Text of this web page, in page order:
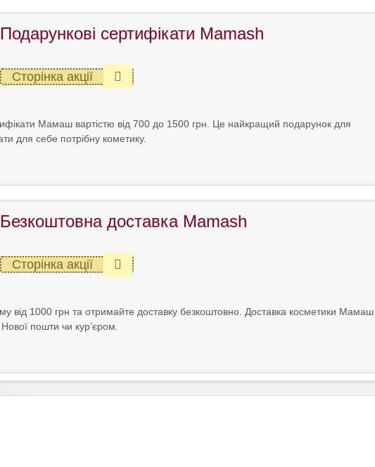
Подарункові сертифікати Mamash
Сторінка акції
Мамаш вартістю від 700 до 1500 грн. Це найкращий подарунок для
для себе потрібну кометику.
Безкоштовна доставка Mamash
Сторінка акції
від 1000 грн та отримайте доставку безкоштовно. Доставка косметики Мамаш
Нової пошти чи кур’єром.